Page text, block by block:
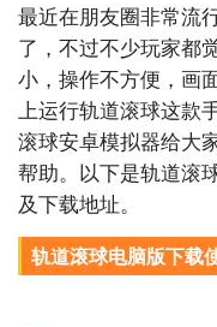
通过上面的游戏介绍
致的了解了，不过这
呢？不用担心，目前
了，通过在九游APP
最近在朋友圈非常流
了，不过不少玩家都
小，操作不方便，画
上运行轨道滚球这款
滚球安卓模拟器给大
帮助。以下是轨道滚
及下载地址。
轨道滚球电脑版下载